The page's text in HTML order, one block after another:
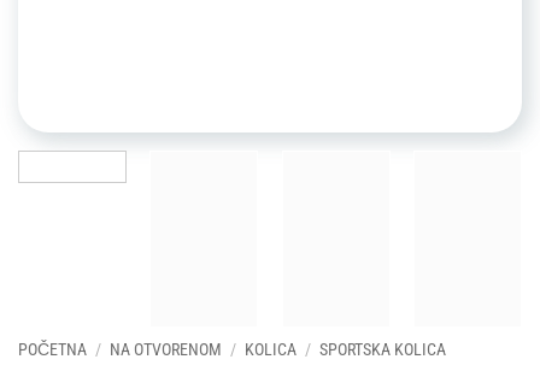
POČETNA / NA OTVORENOM / KOLICA / SPORTSKA KOLICA